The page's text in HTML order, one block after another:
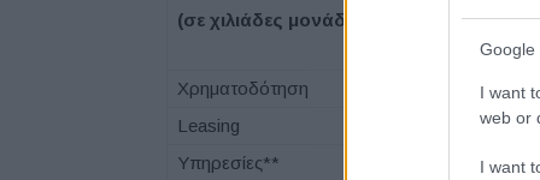
Google
I want
web or
I want
(σε χιλιάδες μονάδες*)
Χρηματοδότηση
Leasing
Υπηρεσίες**